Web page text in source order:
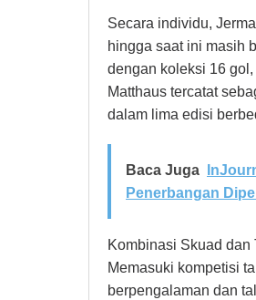
Secara individu,
hingga saat ini masih
dengan koleksi 16
Matthaus tercatat
dalam lima edisi
Baca Juga
Penerbangan
Kombinasi Skuad dan
Memasuki kompetisi
berpengalaman dan